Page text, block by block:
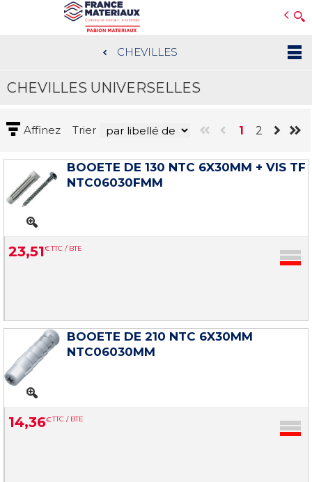
au
contenu
CHEVILLES
CHEVILLES UNIVERSELLES
Affinez Trier 1 2
BOOETE DE 130 NTC 6X30MM + VIS TF
NTC06030FMM
23,51€TTC / BTE
BOOETE DE 210 NTC 6X30MM
NTC06030MM
14,36€TTC / BTE